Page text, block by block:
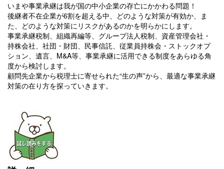
いまや事業承継は我が国の中小企業の存亡にかかわる問題！
後継者不在企業が6割を超える中、どのような対策が有効か、ま
た、どのような対策にリスクがあるのかを明らかにします。
事業承継税制、組織再編等、グループ法人税制、資産管理会社・
持株会社、社団・財団、民事信託、従業員持株会・ストックオプ
ション、遺言、M&A等、事業承継に活用できる制度をあらゆる角
度から検討します。
顧問先企業から税理士に寄せられた“生の声”から、最適な事業承継
対策の在り方を探っていきます。